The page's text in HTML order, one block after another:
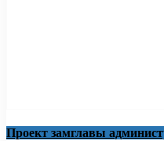
Проект замглавы